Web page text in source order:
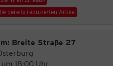
bereits reduzierten Artikel
Breite Straße 27
18:00 Uhr